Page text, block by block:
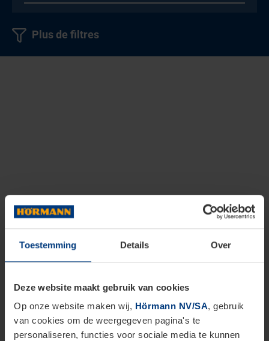
Toestemming Details Over
Deze website maakt gebruik van cookies
Op onze website maken wij, Hörmann NV/SA, gebruik
van cookies om de weergegeven pagina's te
personaliseren, functies voor sociale media te kunnen
Plus de filtres